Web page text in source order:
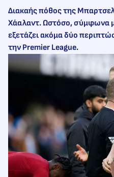
Διακαής πόθος της
Χάαλαντ. Ωστόσο, σύμφωνα
εξετάζει ακόμα δύο
την Premier League.